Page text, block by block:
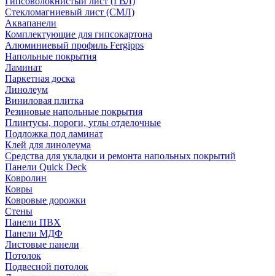
Стекломагниевый лист (СМЛ)
Аквапанели
Комплектующие для гипсокартона
Алюминиевый профиль Fergipps
Напольные покрытия
Ламинат
Паркетная доска
Линолеум
Виниловая плитка
Резиновые напольные покрытия
Плинтусы, пороги, углы отделочные
Подложка под ламинат
Клей для линолеума
Средства для укладки и ремонта напольных покрытий
Панели Quick Deck
Ковролин
Ковры
Ковровые дорожки
Стены
Панели ПВХ
Панели МДФ
Листовые панели
Потолок
Подвесной потолок